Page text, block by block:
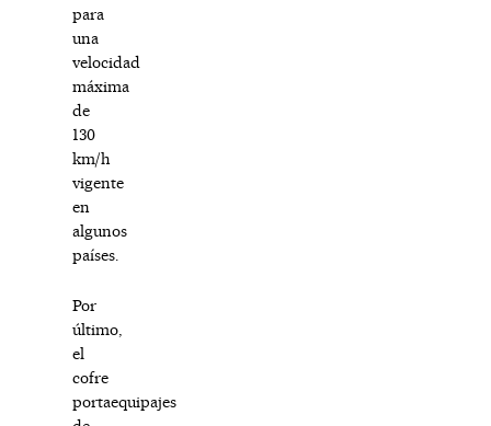
para
una
velocidad
máxima
de
130
km/h
vigente
en
algunos
países.
Por
último,
el
cofre
portaequipajes